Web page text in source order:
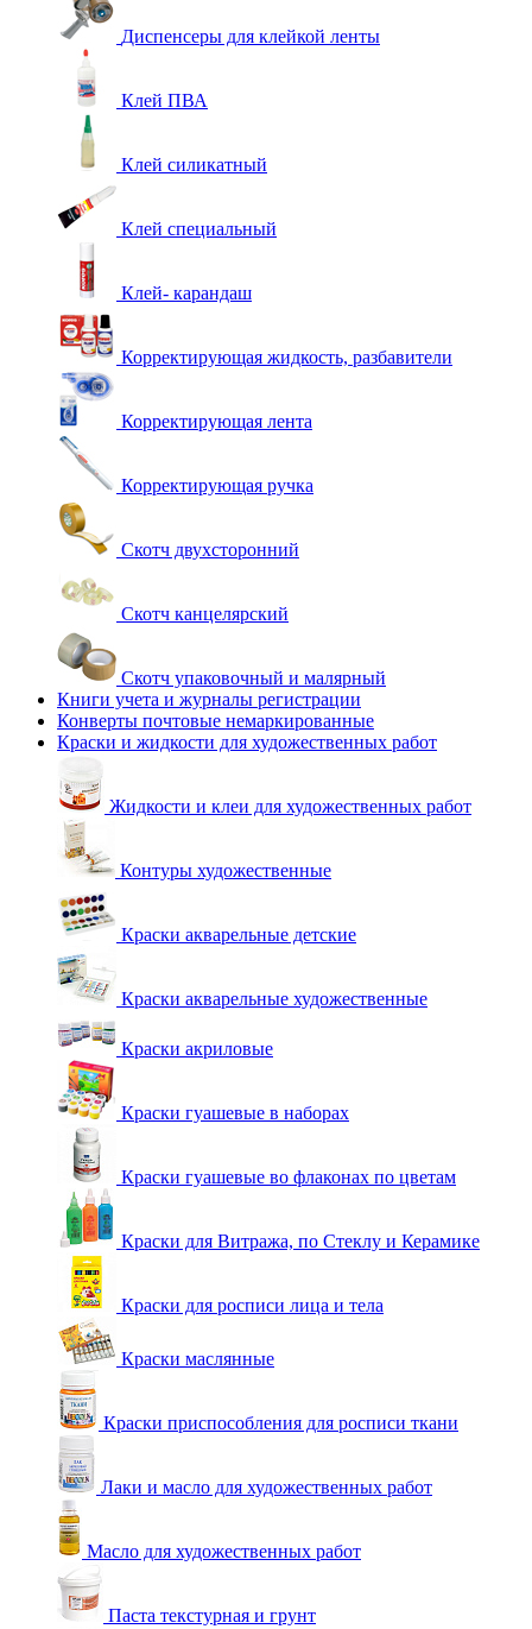
Диспенсеры для клейкой ленты
Клей ПВА
Клей силикатный
Клей специальный
Клей- карандаш
Корректирующая жидкость, разбавители
Корректирующая лента
Корректирующая ручка
Скотч двухсторонний
Скотч канцелярский
Скотч упаковочный и малярный
Книги учета и журналы регистрации
Конверты почтовые немаркированные
Краски и жидкости для художественных работ
Жидкости и клеи для художественных работ
Контуры художественные
Краски акварельные детские
Краски акварельные художественные
Краски акриловые
Краски гуашевые в наборах
Краски гуашевые во флаконах по цветам
Краски для Витража, по Стеклу и Керамике
Краски для росписи лица и тела
Краски маслянные
Краски приспособления для росписи ткани
Лаки и масло для художественных работ
Масло для художественных работ
Паста текстурная и грунт